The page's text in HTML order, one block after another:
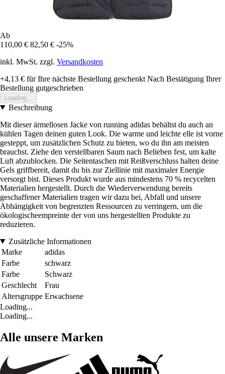
Ab
110,00 € 82,50 € -25%
inkl. MwSt. zzgl. Versandkosten
+4,13 € für Ihre nächste Bestellung geschenkt Nach Bestätigung Ihrer
Bestellung gutgeschrieben
Loading...
Beschreibung
Mit dieser ärmellosen Jacke von running adidas behältst du auch an
kühlen Tagen deinen guten Look. Die warme und leichte elle ist vorne
gesteppt, um zusätzlichen Schutz zu bieten, wo du ihn am meisten
brauchst. Ziehe den verstellbaren Saum nach Belieben fest, um kalte
Luft abzublocken. Die Seitentaschen mit Reißverschluss halten deine
Gels griffbereit, damit du bis zur Ziellinie mit maximaler Energie
versorgt bist. Dieses Produkt wurde aus mindestens 70 % recycelten
Materialien hergestellt. Durch die Wiederverwendung bereits
geschaffener Materialien tragen wir dazu bei, Abfall und unsere
Abhängigkeit von begrenzten Ressourcen zu verringern, um die
ökologischeempreinte der von uns hergestellten Produkte zu
reduzieren.
Zusätzliche Informationen
Marke
adidas
Farbe
schwarz
Farbe
Schwarz
Geschlecht
Frau
Altersgruppe Erwachsene
Loading...
Loading...
Alle unsere Marken